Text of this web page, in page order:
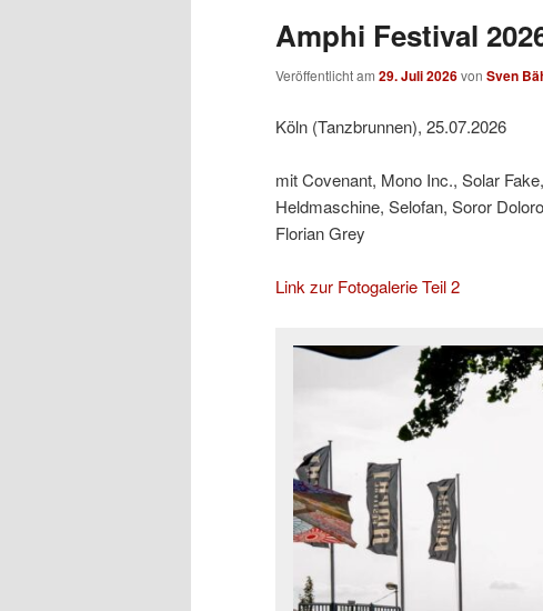
Amphi Festival
Veröffentlicht am 29. Juli 2026von Sven
Köln (Tanzbrunnen), 25.07.2026
mit Covenant, Mono Inc., Solar
Heldmaschine, Selofan, Soror
Florian Grey
Link zur Fotogalerie Teil 2